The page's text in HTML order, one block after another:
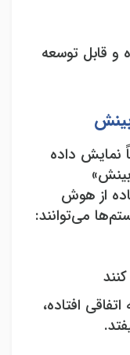
و قابل توسعه
نمایش داده
»
از هوش
می‌توانند:
افتاده،
.